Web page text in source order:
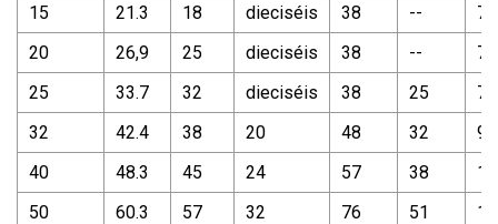
15
21.3 18 dieciséis 38 --
76
20
26,9 25 dieciséis 38 --
76
25
33.7 32 dieciséis 38 25
76
32
42.4 38 20 48 32
95
40
48.3 45 24 57 38
50
60.3 57 32 76 51